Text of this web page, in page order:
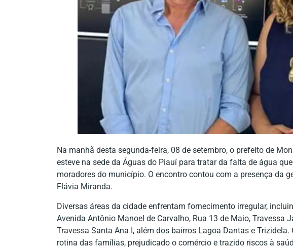
Na manhã desta segunda-feira, 08 de setembro, o prefeito de
esteve na sede da Águas do Piauí para tratar da falta de água
moradores do município. O encontro contou com a presença da
Flávia Miranda.
Diversas áreas da cidade enfrentam fornecimento irregular,
Avenida Antônio Manoel de Carvalho, Rua 13 de Maio, Travessa
Travessa Santa Ana I, além dos bairros Lagoa Dantas e
rotina das famílias, prejudicado o comércio e trazido riscos à